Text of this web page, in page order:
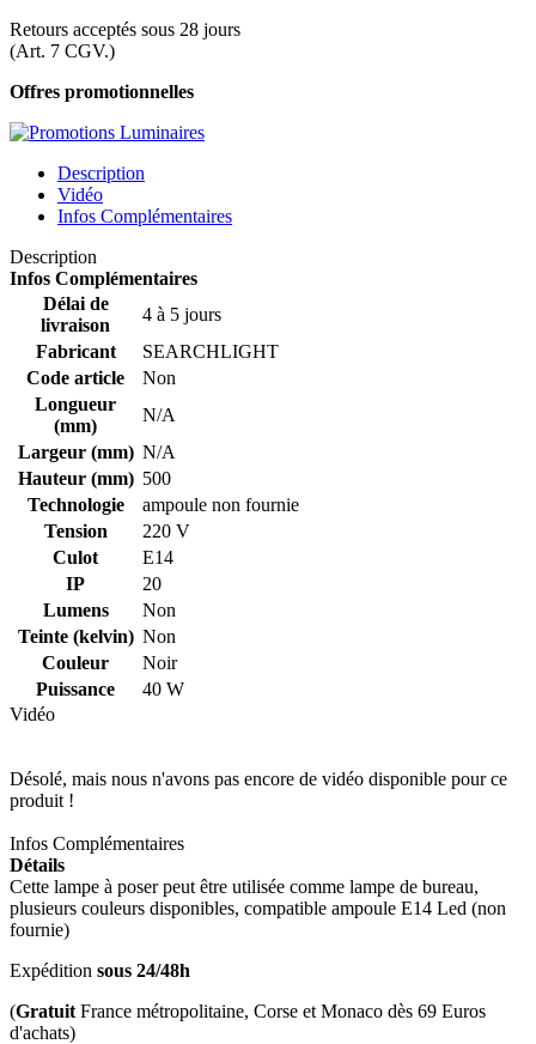
Retours acceptés sous 28 jours
(Art. 7 CGV.)
Offres promotionnelles
Description
Vidéo
Infos Complémentaires
Description
Infos Complémentaires
Délai de
livraison
4 à 5 jours
Fabricant
SEARCHLIGHT
Code article
Non
Longueur
(mm)
N/A
Largeur (mm) N/A
Hauteur (mm) 500
Technologie
ampoule non fournie
Tension
220 V
Culot
E14
IP
20
Lumens
Non
Teinte (kelvin) Non
Couleur
Noir
Puissance
40 W
Vidéo
Désolé, mais nous n'avons pas encore de vidéo disponible pour ce
produit !
Infos Complémentaires
Détails
Cette lampe à poser peut être utilisée comme lampe de bureau,
plusieurs couleurs disponibles, compatible ampoule E14 Led (non
fournie)
Expédition sous 24/48h
(Gratuit France métropolitaine, Corse et Monaco dès 69 Euros
d'achats)